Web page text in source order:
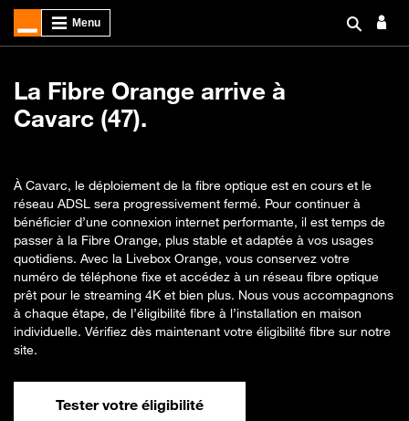
La Fibre Orange arrive à
Cavarc (47).
À Cavarc, le déploiement de la fibre optique est en cours et le
réseau ADSL sera progressivement fermé. Pour continuer à
bénéficier d’une connexion internet performante, il est temps de
passer à la Fibre Orange, plus stable et adaptée à vos usages
quotidiens. Avec la Livebox Orange, vous conservez votre
numéro de téléphone fixe et accédez à un réseau fibre optique
prêt pour le streaming 4K et bien plus. Nous vous accompagnons
à chaque étape, de l’éligibilité fibre à l’installation en maison
individuelle. Vérifiez dès maintenant votre éligibilité fibre sur notre
site.
Tester votre éligibilité